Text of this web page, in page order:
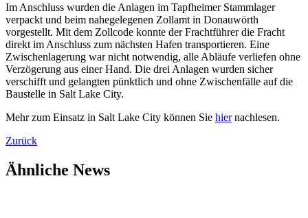
Im Anschluss wurden die Anlagen im Tapfheimer Stammlager
verpackt und beim nahegelegenen Zollamt in Donauwörth
vorgestellt. Mit dem Zollcode konnte der Frachtführer die Fracht
direkt im Anschluss zum nächsten Hafen transportieren. Eine
Zwischenlagerung war nicht notwendig, alle Abläufe verliefen ohne
Verzögerung aus einer Hand. Die drei Anlagen wurden sicher
verschifft und gelangten pünktlich und ohne Zwischenfälle auf die
Baustelle in Salt Lake City.
Mehr zum Einsatz in Salt Lake City können Sie hiernachlesen.
Zurück
Ähnliche News